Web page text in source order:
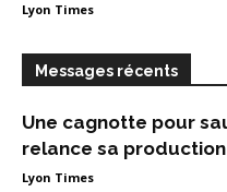
Lyon Times
Messages récents
Une cagnotte pour
relance sa
Lyon Times